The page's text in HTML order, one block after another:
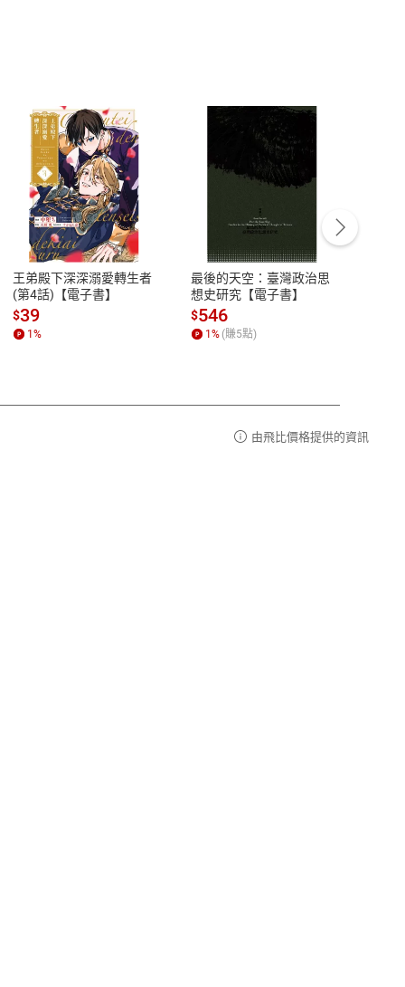
性
參
客服資訊
服務時間：週一到週五 10:00-12:00、
13:00-17:00 (國定假日及例假日休息)
客服電話：0080-1857077
王弟殿下深深溺愛轉生者
(第4話)【電子書】
$39
1%
最後的天空：臺灣政治思
想史研究【電子書】
$546
1% (賺5點)
由飛比價格提供的資訊